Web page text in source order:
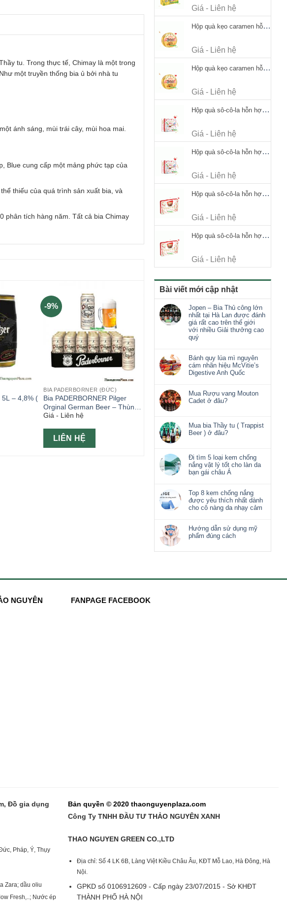
Giá - Liên hệ
Hộp quà kẹo caramen hỗn hợp Werther's Original Caramel Candy 170g
Giá - Liên hệ
Hộp quà kẹo caramen hỗn hợp Werther's Original Caramel Candy 170g
Giá - Liên hệ
Hộp quà sô-cô-la hỗn hợp Merci Petits Chocolate Collection 125g thiếc
Giá - Liên hệ
Hộp quà sô-cô-la hỗn hợp Merci Petits Chocolate Collection 125g thiếc
Giá - Liên hệ
Hộp quà sô-cô-la hỗn hợp Merci Finest Selection 250g thiếc
Giá - Liên hệ
Hộp quà sô-cô-la hỗn hợp Merci Finest Selection 250g thiếc
Giá - Liên hệ
Bài viết mới cập nhật
Jopen – Bia Thủ công lớn
nhất tại Hà Lan được đánh
giá rất cao trên thế giới
với nhiều Giải thưởng cao
quý
Bánh quy lúa mì nguyên
cám nhãn hiệu McVitie’s
Digestive Anh Quốc
Mua Rượu vang Mouton
Cadet ở đâu?
Mua bia Thầy tu ( Trappist
Beer ) ở đâu?
Đi tìm 5 loại kem chống
nắng vật lý tốt cho làn da
bạn gái châu Á
Top 8 kem chống nắng
được yêu thích nhất dành
cho cô nàng da nhạy cảm
Hướng dẫn sử dụng mỹ
phẩm đúng cách
tu. Trong thực tế, Chimay là một trong
một truyền thống bia ủ bởi nhà tu
ánh sáng, mùi trái cây, mùi hoa mai.
Blue cung cấp một mảng phức tạp của
thiếu của quá trình sản xuất bia, và
phân tích hàng năm. Tất cả bia Chimay
5L – 4,8% (
-9%
BIA PADERBORNER (ĐỨC)
Bia PADERBORNER Pilger
Orginal German Beer – Thùng
24 lon 500ml
Giá - Liên hệ
LIÊN HỆ
NGUYÊN
FANPAGE FACEBOOK
Đồ gia dụng
Pháp, Ý, Thụy
Zara; dầu oliu
Fresh,..; Nước ép
Bản quyền © 2020 thaonguyenplaza.com
Công Ty TNHH ĐẦU TƯ THẢO NGUYÊN XANH
THAO NGUYEN GREEN CO.,LTD
Địa chỉ: Số 4 LK 6B, Làng Việt Kiều Châu Âu, KĐT Mỗ Lao, Hà Đông, Hà
Nội.
GPKD số 0106912609 - Cấp ngày 23/07/2015 - Sở KHĐT
THÀNH PHỐ HÀ NỘI